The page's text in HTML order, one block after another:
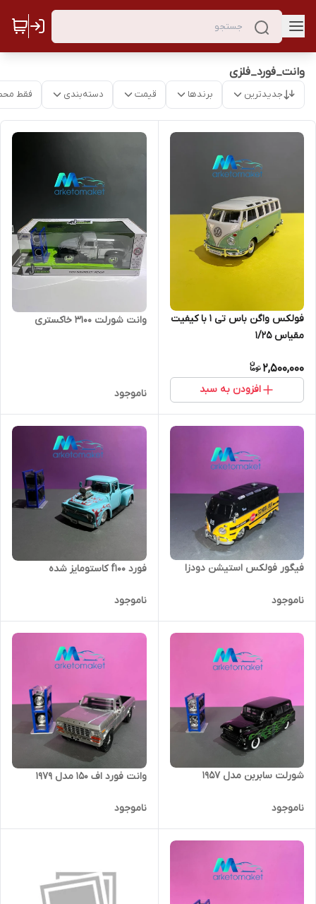
وانت_فورد_فلزی
جدیدترین برندها قیمت دسته‌بندی فقط
فولکس واگن باس تی ۱ با کیفیت
مقیاس ۱/۲۵
2,500,000
افزودن به سبد
وانت شورلت ۳۱۰۰ خاکستری
ناموجود
فیگور فولکس استیشن دودزا
ناموجود
فورد f100 کاستومایز شده
ناموجود
شورلت سابربن مدل ۱۹۵۷
ناموجود
وانت فورد اف ۱۵۰ مدل ۱۹۷۹
ناموجود